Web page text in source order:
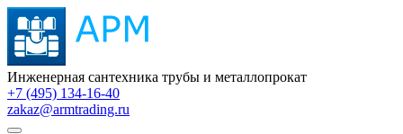
Инженерная сантехника трубы и металлопрокат
+7 (495) 134-16-40
zakaz@armtrading.ru